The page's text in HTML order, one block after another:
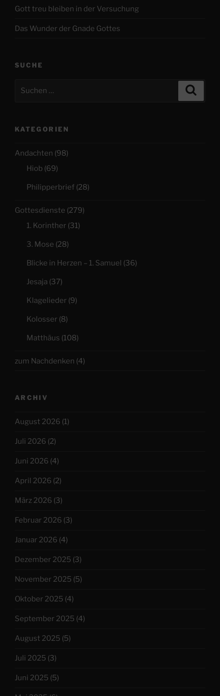
Gott treu bleiben in der Versuchung
Das Wunder der Gnade Gottes
SUCHE
KATEGORIEN
Andachten (98)
Hiob (69)
Philipperbrief (28)
Gottesdienste (279)
1. Korinther (31)
3. Mose (28)
Blicke in Herzen – 1. Samuel (36)
Jesaja (37)
Klagelieder (9)
Kolosser (8)
Matthäus (108)
zum Nachdenken (4)
ARCHIV
August 2026 (1)
Juli 2026 (2)
Juni 2026 (4)
April 2026 (2)
März 2026 (3)
Februar 2026 (3)
Januar 2026 (4)
Dezember 2025 (3)
November 2025 (5)
Oktober 2025 (4)
September 2025 (4)
August 2025 (5)
Juli 2025 (3)
Juni 2025 (5)